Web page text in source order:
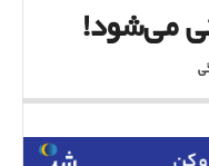
می‌شود!